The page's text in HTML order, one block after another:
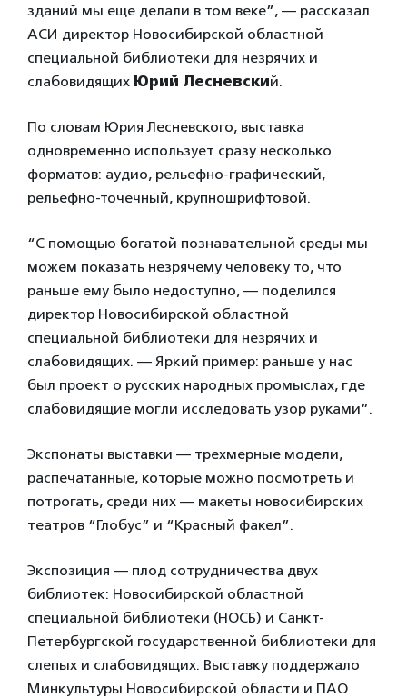
зданий мы еще делали в том веке”, — рассказал
АСИ директор Новосибирской областной
специальной библиотеки для незрячих и
слабовидящих Юрий Лесневский.
По словам Юрия Лесневского, выставка
одновременно использует сразу несколько
форматов: аудио, рельефно-графический,
рельефно-точечный, крупношрифтовой.
“С помощью богатой познавательной среды мы
можем показать незрячему человеку то, что
раньше ему было недоступно, — поделился
директор Новосибирской областной
специальной библиотеки для незрячих и
слабовидящих. — Яркий пример: раньше у нас
был проект о русских народных промыслах, где
слабовидящие могли исследовать узор руками”.
Экспонаты выставки — трехмерные модели,
распечатанные, которые можно посмотреть и
потрогать, среди них — макеты новосибирских
театров “Глобус” и “Красный факел”.
Экспозиция — плод сотрудничества двух
библиотек: Новосибирской областной
специальной библиотеки (НОСБ) и Санкт-
Петербургской государственной библиотеки для
слепых и слабовидящих. Выставку поддержало
Минкультуры Новосибирской области и ПАО